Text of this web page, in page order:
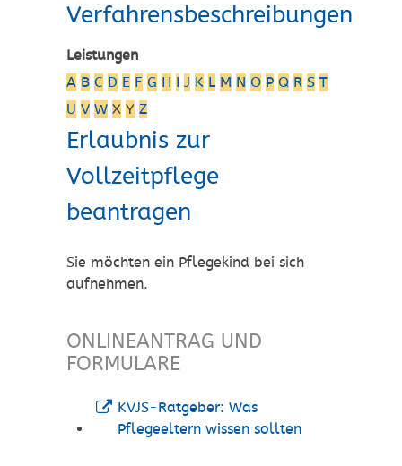
Verfahrensbeschreibungen
Leistungen
A B C D E F G H I J K L M N O P Q R S T
U V W X Y Z
Erlaubnis zur
Vollzeitpflege
beantragen
Sie möchten ein Pflegekind bei sich
aufnehmen.
ONLINEANTRAG UND
FORMULARE
KVJS-Ratgeber: Was
Pflegeeltern wissen sollten